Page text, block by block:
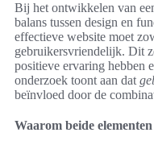
Bij het ontwikkelen van
balans tussen design en
effectieve website moet
gebruikersvriendelijk. Dit
positieve ervaring hebben
onderzoek toont aan dat
beïnvloed door de
Waarom beide